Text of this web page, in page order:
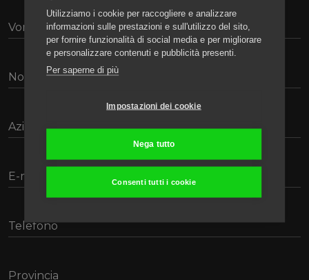
Utilizziamo i cookie per raccogliere e analizzare
informazioni sulle prestazioni e sull'utilizzo del sito,
per fornire funzionalità di social media e per migliorare
e personalizzare contenuti e pubblicità presenti.
Per saperne di più
Impostazioni dei cookie
Nega tutto
Consenti tutti i cookie